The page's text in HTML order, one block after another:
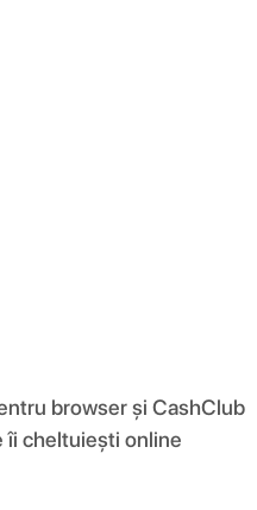
browser și CashClub
îi cheltuiești online